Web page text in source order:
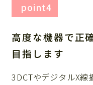
point4
高度な機器で正
目指します
3DCTやデジタルX線